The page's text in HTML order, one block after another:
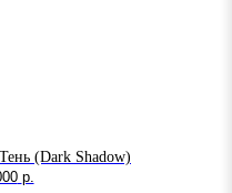
(Dark Shadow)
р.